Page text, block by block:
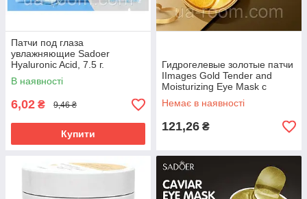
Патчи под глаза
увлажняющие Sadoer
Hyaluronic Acid, 7.5 г.
В наявності
6,02 ₴ 9,46 ₴
Купити
Гидрогелевые золотые патчи
IImages Gold Tender and
Moisturizing Eye Mask c
коллагеном, 60 шт.
Немає в наявності
121,26 ₴